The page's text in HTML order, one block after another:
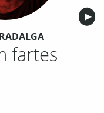
▶︎
fartes